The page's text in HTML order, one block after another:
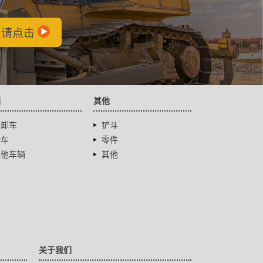
点击
车
车辆
其他
铲斗
零件
其他
关于我们